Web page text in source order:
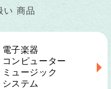
い 商品
電子楽器
コンピューター
ミュージック
システム